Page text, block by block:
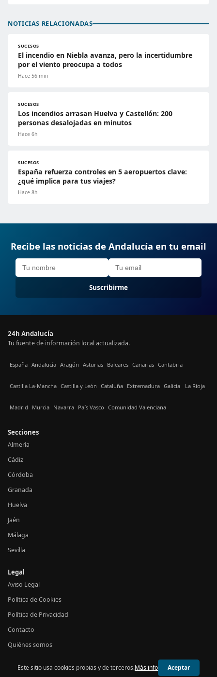
NOTICIAS RELACIONADAS
SUCESOS
El incendio en Niebla avanza, pero la incertidumbre
por el viento preocupa a todos
Hace 56 min
SUCESOS
Los incendios arrasan Huelva y Castellón: 200
personas desalojadas en minutos
Hace 6h
SUCESOS
España refuerza controles en 5 aeropuertos clave:
¿qué implica para tus viajes?
Hace 8h
Recibe las noticias de Andalucía en tu email
Suscribirme
24h Andalucía
Tu fuente de información local actualizada.
España Andalucía Aragón Asturias Baleares Canarias Cantabria
Castilla La-Mancha Castilla y León Cataluña Extremadura Galicia La Rioja
Madrid Murcia Navarra País Vasco Comunidad Valenciana
Secciones
Almería
Cádiz
Córdoba
Granada
Huelva
Jaén
Málaga
Sevilla
Legal
Aviso Legal
Política de Cookies
Política de Privacidad
Contacto
Quiénes somos
© 2026 24h Andalucía
Este sitio usa cookies propias y de terceros.Más info Aceptar